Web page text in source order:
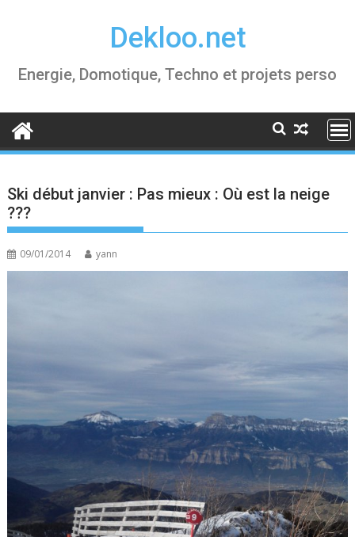
Dekloo.net
Energie, Domotique, Techno et projets perso
Ski début janvier : Pas mieux : Où est la neige
???
09/01/2014 yann